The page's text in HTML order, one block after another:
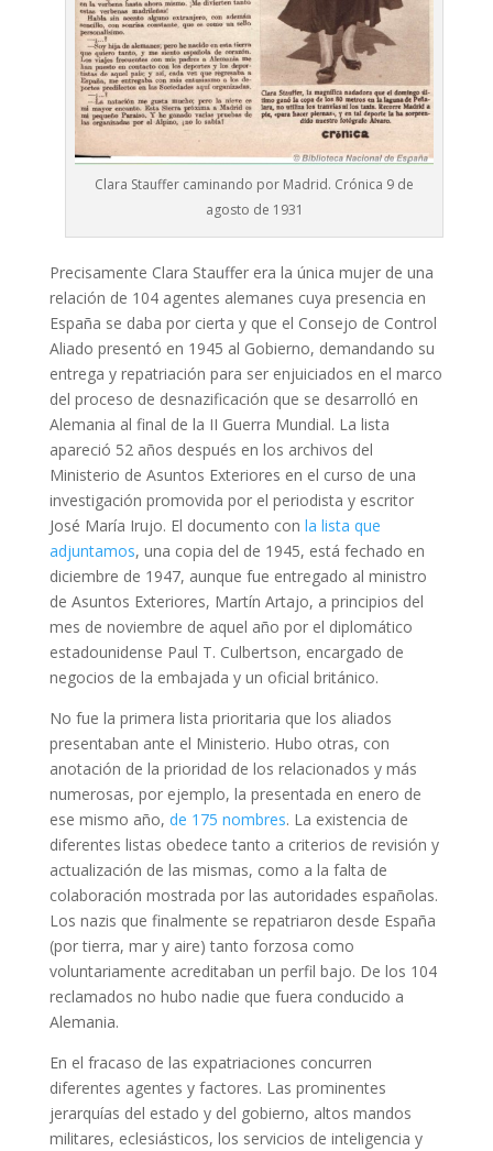
Clara Stauffer caminando por Madrid. Crónica 9 de
agosto de 1931
Precisamente Clara Stauffer era la única mujer de una
relación de 104 agentes alemanes cuya presencia en
España se daba por cierta y que el Consejo de Control
Aliado presentó en 1945 al Gobierno, demandando su
entrega y repatriación para ser enjuiciados en el marco
del proceso de desnazificación que se desarrolló en
Alemania al final de la II Guerra Mundial. La lista
apareció 52 años después en los archivos del
Ministerio de Asuntos Exteriores en el curso de una
investigación promovida por el periodista y escritor
José María Irujo. El documento con la lista que
adjuntamos, una copia del de 1945, está fechado en
diciembre de 1947, aunque fue entregado al ministro
de Asuntos Exteriores, Martín Artajo, a principios del
mes de noviembre de aquel año por el diplomático
estadounidense Paul T. Culbertson, encargado de
negocios de la embajada y un oficial británico.
No fue la primera lista prioritaria que los aliados
presentaban ante el Ministerio. Hubo otras, con
anotación de la prioridad de los relacionados y más
numerosas, por ejemplo, la presentada en enero de
ese mismo año, de 175 nombres. La existencia de
diferentes listas obedece tanto a criterios de revisión y
actualización de las mismas, como a la falta de
colaboración mostrada por las autoridades españolas.
Los nazis que finalmente se repatriaron desde España
(por tierra, mar y aire) tanto forzosa como
voluntariamente acreditaban un perfil bajo. De los 104
reclamados no hubo nadie que fuera conducido a
Alemania.
En el fracaso de las expatriaciones concurren
diferentes agentes y factores. Las prominentes
jerarquías del estado y del gobierno, altos mandos
militares, eclesiásticos, los servicios de inteligencia y